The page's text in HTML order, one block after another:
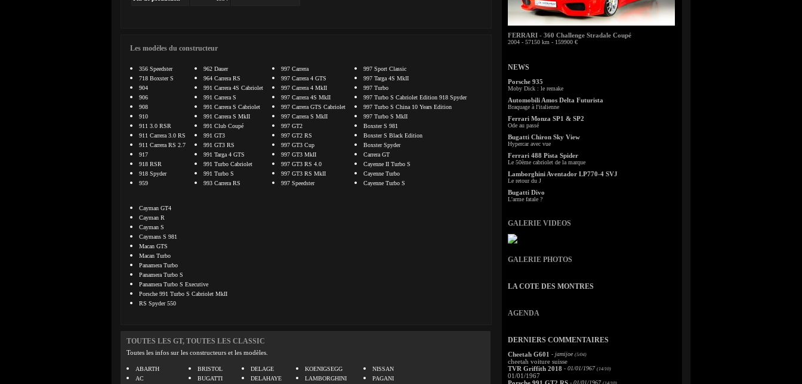
Les modèles du constructeur
356 Speedster
718 Boxster S
904
906
908
910
911 3.0 RSR
911 Carrera 3.0 RS
911 Carrera RS 2.7
917
918 RSR
918 Spyder
959
962 Dauer
964 Carrera RS
991 Carrera 4S Cabriolet
991 Carrera S
991 Carrera S Cabriolet
991 Carrera S MkII
991 Club Coupé
991 GT3
991 GT3 RS
991 Targa 4 GTS
991 Turbo Cabriolet
991 Turbo S
993 Carrera RS
997 Carrera
997 Carrera 4 GTS
997 Carrera 4 MkII
997 Carrera 4S MkII
997 Carrera GTS Cabriolet
997 Carrera S MkII
997 GT2
997 GT2 RS
997 GT3 Cup
997 GT3 MkII
997 GT3 RS 4.0
997 GT3 RS MkII
997 Speedster
997 Sport Classic
997 Targa 4S MkII
997 Turbo
997 Turbo S Cabriolet Edition 918 Spyder
997 Turbo S China 10 Years Edition
997 Turbo S MkII
Boxster S 981
Boxster S Black Edition
Boxster Spyder
Carrera GT
Cayenne II Turbo S
Cayenne Turbo
Cayenne Turbo S
Cayman GT4
Cayman R
Cayman S
Caymans S 981
Macan GTS
Macan Turbo
Panamera Turbo
Panamera Turbo S
Panamera Turbo S Executive
Porsche 991 Turbo S Cabriolet MkII
RS Spyder 550
TOUTES LES GT, TOUTES LES CLASSIC
Toutes les infos sur les constructeurs et les modèles.
ABARTH
AC
BRISTOL
BUGATTI
DELAGE
DELAHAYE
KOENIGSEGG
LAMBORGHINI
NISSAN
PAGANI
FERRARI - 360 Challenge Stradale Coupé
2004 - 57150 km - 159900 €
NEWS
Porsche 935
Moby Dick : le remake
Automobili Amos Delta Futurista
Braquage à l'italienne
Ferrari Monza SP1 & SP2
Ode au passé
Bugatti Chiron Sky View
Hypercar avec vue
Ferrari 488 Pista Spider
Le 50ème cabriolet de la marque
Lamborghini Aventador LP770-4 SVJ
Le retour du J
Bugatti Divo
L'arme fatale ?
GALERIE VIDEOS
GALERIE PHOTOS
LA COTE DES MONTRES
AGENDA
DERNIERS COMMENTAIRES
Cheetah G601 - jamijoe (5/04)
cheetah voiture suisse
TVR Griffith 2018 - 01/01/1967 (14/10)
01/01/1967
- 01/01/1967